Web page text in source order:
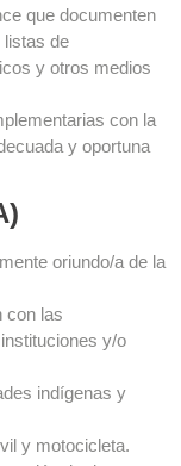
que documenten
listas de
y otros medios
con la
y oportuna
oriundo/a de la
con las
y/o
indígenas y
y motocicleta.